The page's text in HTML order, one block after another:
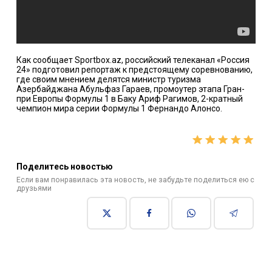
Как сообщает Sportbox.az, российский телеканал «Россия
24» подготовил репортаж к предстоящему соревнованию,
где своим мнением делятся министр туризма
Азербайджана Абульфаз Гараев, промоутер этапа Гран-
при Европы Формулы 1 в Баку Ариф Рагимов, 2-кратный
чемпион мира серии Формулы 1 Фернандо Алонсо.
Поделитесь новостью
Если вам понравилась эта новость, не забудьте поделиться ею с
друзьями